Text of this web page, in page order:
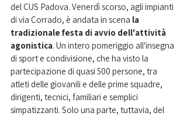
del CUS Padova. Venerdì scorso, agli impianti
di via Corrado, è andata in scena la
tradizionale festa di avvio dell'attività
agonistica. Un intero pomeriggio all'insegna
di sport e condivisione, che ha visto la
partecipazione di quasi 500 persone, tra
atleti delle giovanili e delle prime squadre,
dirigenti, tecnici, familiari e semplici
simpatizzanti. Solo una parte, tuttavia, del